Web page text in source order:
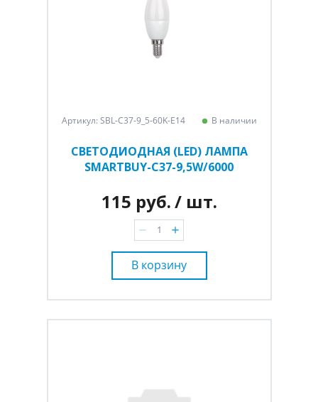
Артикул: SBL-C37-9_5-60K-E14 В наличии
СВЕТОДИОДНАЯ (LED) ЛАМПА
SMARTBUY-C37-9,5W/6000
115 руб./ шт.
В корзину